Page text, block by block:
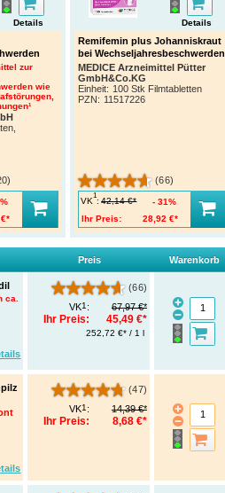
zur
wie
Details
Remifemin plus Johanniskraut
bei Wechseljahresbeschwerden
MEDICE Arzneimittel Pütter
GmbH&Co.KG
Einheit: 100 Stk Filmtabletten
PZN: 11517226
Details
(66)
VK
1
: 42,14 €*
Ihr Preis:
28,92 €*
31%
Preis Warenkorb
ca.
(66)
VK1 : 67,97 €*
Ihr Preis: 45,49 €*
252,72 €* / 1 l
(47)
VK1 : 14,39 €*
Ihr Preis: 8,68 €*